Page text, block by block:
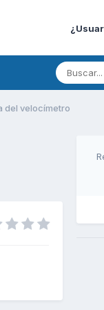
del velocímetro